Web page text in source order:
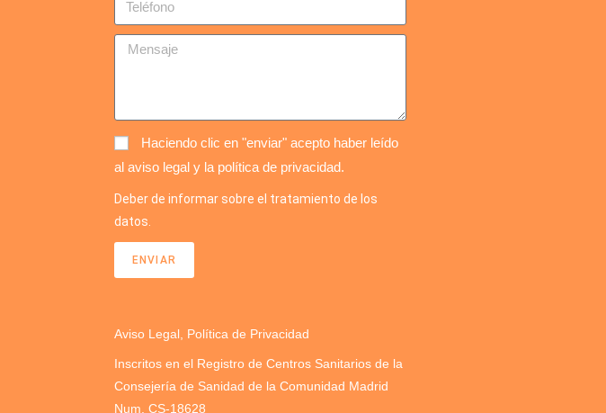
Haciendo clic en "enviar" acepto haber leído
al aviso legal y la política de privacidad.
Deber de informar sobre el tratamiento de los
datos.
ENVIAR
Aviso Legal, Política de Privacidad
Inscritos en el Registro de Centros Sanitarios de la
Consejería de Sanidad de la Comunidad Madrid
Num. CS-18628